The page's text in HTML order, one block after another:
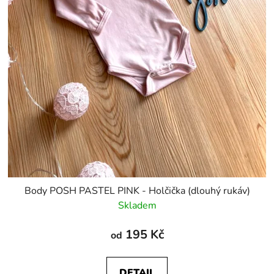
t
ů
Body POSH PASTEL PINK - Holčička (dlouhý rukáv)
Skladem
od 195 Kč